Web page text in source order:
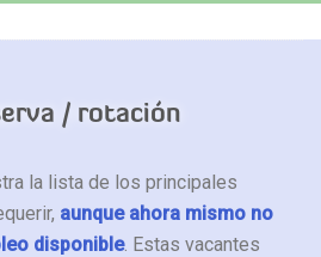
/ rotación
la lista de los principales
aunque ahora mismo no
disponible. Estas vacantes